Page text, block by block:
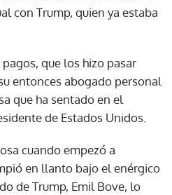
con Trump, quien ya estaba
que los hizo pasar
entonces abogado personal
que ha sentado en el
de Estados Unidos.
cuando empezó a
en llanto bajo el enérgico
de Trump, Emil Bove, lo